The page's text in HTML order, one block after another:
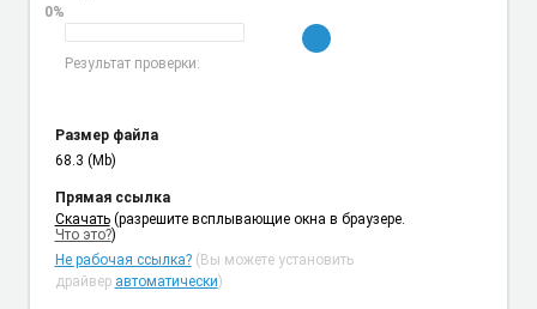
0%
Результат проверки:
Размер файла
68.3 (Mb)
Прямая ссылка
Cкачать (разрешите всплывающие окна в браузере.
Что это?)
Не рабочая ссылка?(Вы можете установить
драйвер автоматически)